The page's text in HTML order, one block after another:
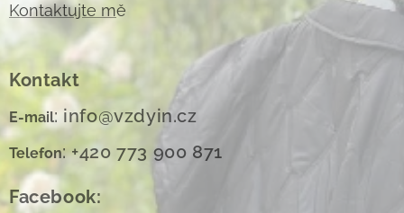
Kontaktujte mě
Kontakt
E-mail: info@vzdyin.cz
Telefon: +420 773 900 871
Facebook: